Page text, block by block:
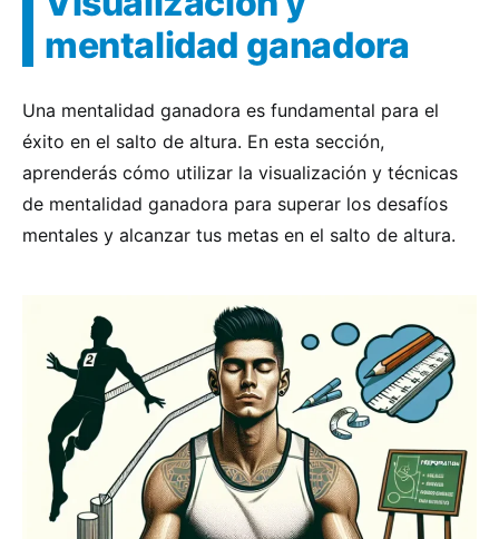
mentalidad ganadora
Una mentalidad ganadora es fundamental para el
éxito en el salto de altura. En esta sección,
aprenderás cómo utilizar la visualización y técnicas
de mentalidad ganadora para superar los desafíos
mentales y alcanzar tus metas en el salto de altura.